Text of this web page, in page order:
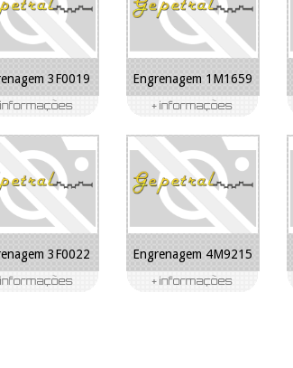
3F0019 Engrenagem 1M1659
3F0022 Engrenagem 4M9215